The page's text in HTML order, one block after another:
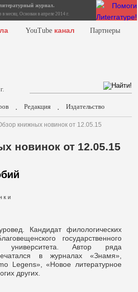
журнал.
месяц. Основан в апреле 2014 г.
YouTube канал Партнеры
. Редакция . Издательство
книжных новинок от 12.05.15
новинок от 12.05.15
к и
Кандидат филологических
государственного
университета. Автор ряда
в журналах «Знамя»,
Legens», «Новое литературное
других.